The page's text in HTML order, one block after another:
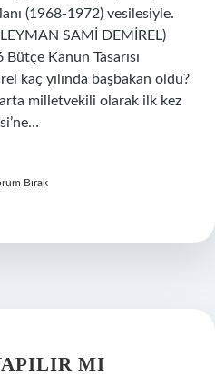
(1968-1972) vesilesiyle.
SAMİ DEMİREL)
Kanun Tasarısı
kaç yılında başbakan oldu?
milletvekili olarak ilk kez
Bırak
MI